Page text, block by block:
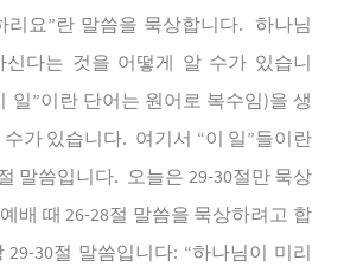
리요”란 말씀을 묵상합니다.
하나님
신다는 것을 어떻게 알 수가 있습니
일”이란 단어는 원어로 복수임)을 생
수가 있습니다. 여기서 “이 일”들이란
말씀입니다. 오늘은 29-30절만 묵상
배 때 26-28절 말씀을 묵상하려고 합
29-30절 말씀입니다: “하나님이
미리